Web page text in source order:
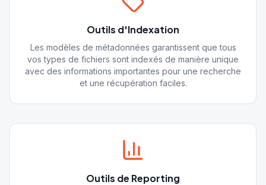
Outils d'Indexation
Les modèles de métadonnées garantissent que tous
vos types de fichiers sont indexés de manière unique
avec des informations importantes pour une recherche
et une récupération faciles.
Outils de Reporting